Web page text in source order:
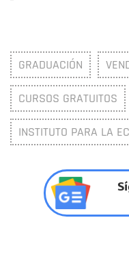
GRADUACIÓN
CURSOS GRATUITOS
INSTITUTO PARA LA